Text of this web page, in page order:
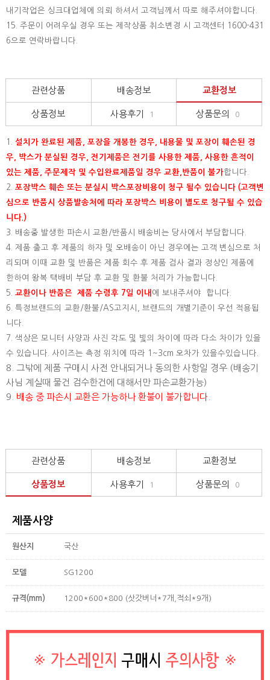
내기작업은 싱크대업체에 의뢰 하셔서 고객님께서 따로 해주셔야합니다.
15. 주문이 어려우실 경우 또는 제작상품 취소변경 시 고객센터 1600-431
6으로 연락바랍니다.
관련상품 배송정보 교환정보
상품정보 사용후기 1 상품문의 0
1. 설치가 완료된 제품, 포장을 개봉한 경우, 내용물 및 포장이 훼손된 경
우, 박스가 분실된 경우, 전기제품은 전기를 사용한 제품, 사용한 흔적이
있는 제품, 주문제작 및 수입완료제품일 경우 교환,반품이 불가합니다.
2. 포장박스 훼손 또는 분실시 박스포장비용이 청구 될수 있습니다 (고객변
심으로 반품시 상품발송처에 따라 포장박스 비용이 별도로 청구될 수 있습
니다.)
3. 배송중 발생한 파손시 교환/반품시 배송비는 당사에서 부담합니다.
4. 제품 출고 후 제품의 하자 및 오배송이 아닌 경우에는 고객 변심으로 처
리되며 이때 교환 및 반품은 제품 회수 후 제품 검사 결과 정상인 제품에
한하여 왕복 택배비 부담 후 교환 및 환불 처리가 가능합니다.
5. 교환이나 반품은 제품 수령후 7일 이내 에 보내주셔야 합니다.
6. 특정브랜드의 교환/환불/AS고지시, 브랜드의 개별기준이 우선 적용됩
니다.
7. 색상은 모니터 사양과 사진 각도 및 빛의 차이에 따라 다소 차이가 있을
수 있습니다. 사이즈는 측정 위치에 따라 1~3cm 오차가 있을수있습니다.
8. 그밖에 제품 구매시 사전 안내되거나 동의한 사항일 경우 (배송기
사님 계실때 물건 검수한건에 대해서만 파손교환가능)
9. 배송 중 파손시 교환은 가능하나 환불이 불가합니다.
관련상품 배송정보 교환정보
상품정보 사용후기 1 상품문의 0
제품사양
원산지 국산
모델 SG1200
규격(mm) 1200*600*800 (삿갓버너*7개,적쇠*9개)